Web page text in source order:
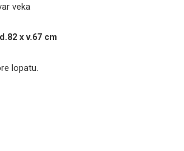
veka
x v.67 cm
lopatu.